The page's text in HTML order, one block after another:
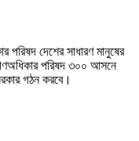
দেশের সাধারণ মানুষের
পরিষদ ৩০০ আসনে
গঠন করবে।